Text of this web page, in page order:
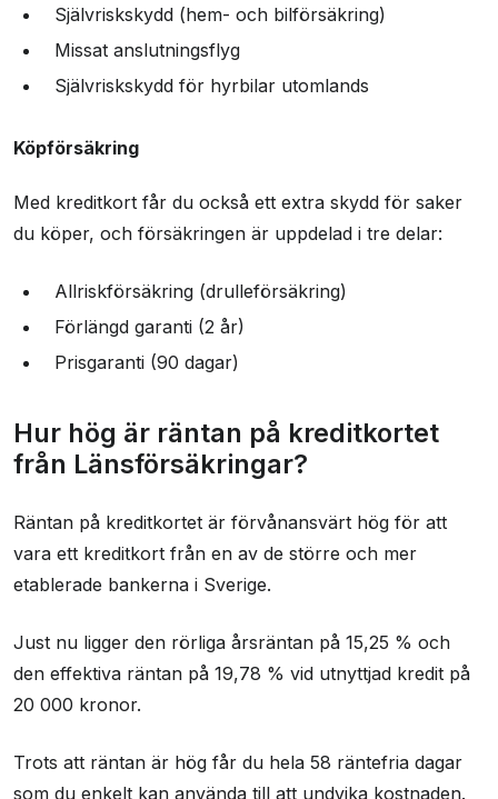
Självriskskydd (hem- och bilförsäkring)
Missat anslutningsflyg
Självriskskydd för hyrbilar utomlands
Köpförsäkring
Med kreditkort får du också ett extra skydd för saker
du köper, och försäkringen är uppdelad i tre delar:
Allriskförsäkring (drulleförsäkring)
Förlängd garanti (2 år)
Prisgaranti (90 dagar)
Hur hög är räntan på kreditkortet
från Länsförsäkringar?
Räntan på kreditkortet är förvånansvärt hög för att
vara ett kreditkort från en av de större och mer
etablerade bankerna i Sverige.
Just nu ligger den rörliga årsräntan på 15,25 % och
den effektiva räntan på 19,78 % vid utnyttjad kredit på
20 000 kronor.
Trots att räntan är hög får du hela 58 räntefria dagar
som du enkelt kan använda till att undvika kostnaden.